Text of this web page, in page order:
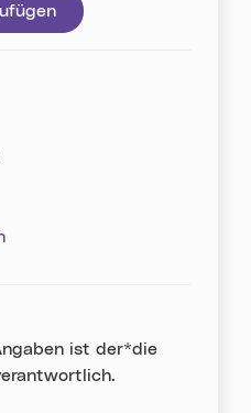
ist der*die